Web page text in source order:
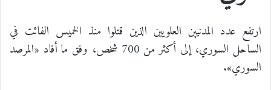
ارتفع عدد المدنيين العلويين الذين قتلوا منذ الخميس الفائت في
الساحل السوري، إلى أكثر من 700 شخص، وفق ما أفاد «المرصد
السوري».